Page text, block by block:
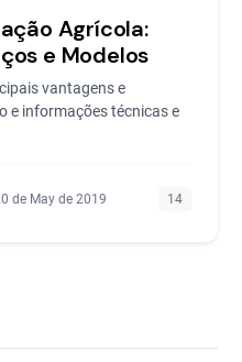
Agrícola:
e Modelos
vantagens e
e informações técnicas e
de May de 2019 14